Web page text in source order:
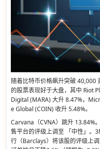
随着比特币价格飙升突破 40,000
的股票表现好于大盘，其中 Riot
Digital (MARA) 大升 8.47%，
e Global (COIN) 收升 5.48%。
Carvana（CVNA）跳升 13.84%
售平台的评级上调至 「中性」。
行（Barclays）将该股的评级上